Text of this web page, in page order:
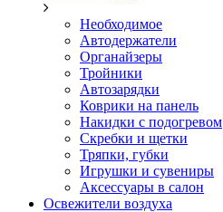
Необходимое
Автодержатели
Органайзеры
Тройники
Автозарядки
Коврики на панель
Накидки с подогревом
Скребки и щетки
Тряпки, губки
Игрушки и сувениры
Аксессуары в салон
Освежители воздуха